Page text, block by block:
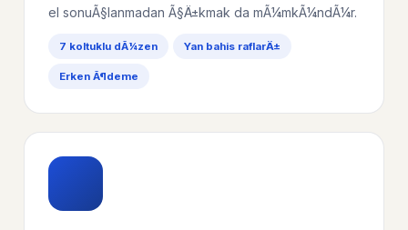
el sonuÃ§lanmadan Ã§Ä±kmak da mÃ¼mkÃ¼ndÃ¼r.
7 koltuklu dÃ¼zen Yan bahis raflarÄ±
Erken Ã¶deme